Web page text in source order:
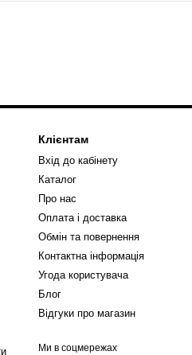
Клієнтам
Вхід до кабінету
Каталог
Про нас
Оплата і доставка
Обмін та повернення
Контактна інформація
Угода користувача
Блог
Відгуки про магазин
Ми в соцмережах